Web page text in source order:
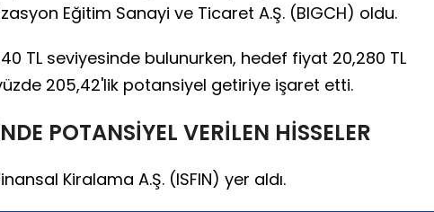
Eğitim Sanayi ve Ticaret A.Ş. (BIGCH) oldu.
TL seviyesinde bulunurken, hedef fiyat 20,280 TL
205,42'lik potansiyel getiriye işaret etti.
POTANSİYEL VERİLEN HİSSELER
Kiralama A.Ş. (ISFIN) yer aldı.